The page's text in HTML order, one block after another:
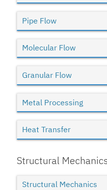
Pipe Flow
Molecular Flow
Granular Flow
Metal Processing
Heat Transfer
Structural
Structural Mechanics